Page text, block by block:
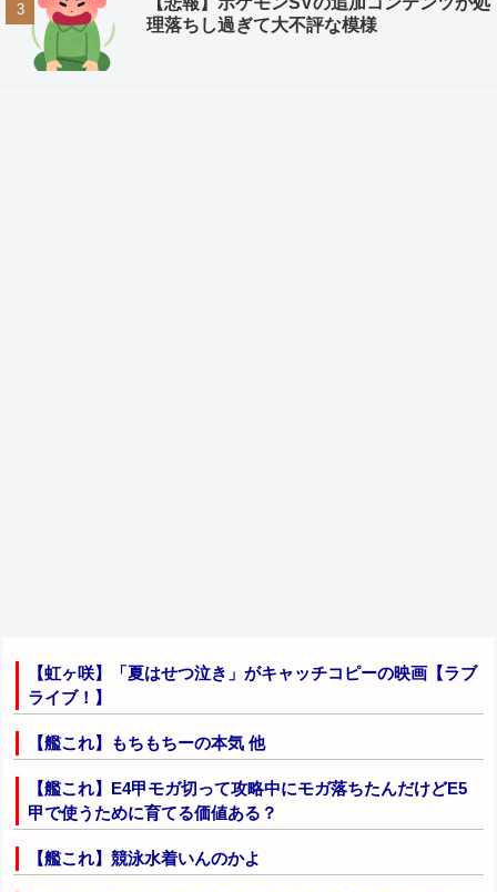
理落ちし過ぎて大不評な模様
【虹ヶ咲】「夏はせつ泣き」がキャッチコピーの映画【ラブ
ライブ！】
【艦これ】もちもちーの本気 他
【艦これ】E4甲モガ切って攻略中にモガ落ちたんだけどE5
甲で使うために育てる価値ある？
【艦これ】競泳水着いんのかよ